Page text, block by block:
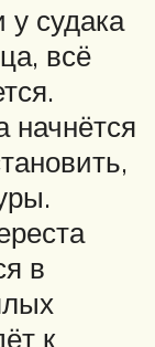
у судака
всё
начнётся
в
к